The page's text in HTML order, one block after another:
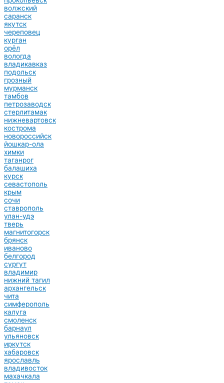
волжский
саранск
якутск
череповец
курган
орёл
вологда
владикавказ
подольск
грозный
мурманск
тамбов
петрозаводск
стерлитамак
нижневартовск
кострома
новороссийск
йошкар-ола
химки
таганрог
балашиха
курск
севастополь
крым
сочи
ставрополь
улан-удэ
тверь
магнитогорск
брянск
иваново
белгород
сургут
владимир
нижний тагил
архангельск
чита
симферополь
калуга
смоленск
барнаул
ульяновск
иркутск
хабаровск
ярославль
владивосток
махачкала